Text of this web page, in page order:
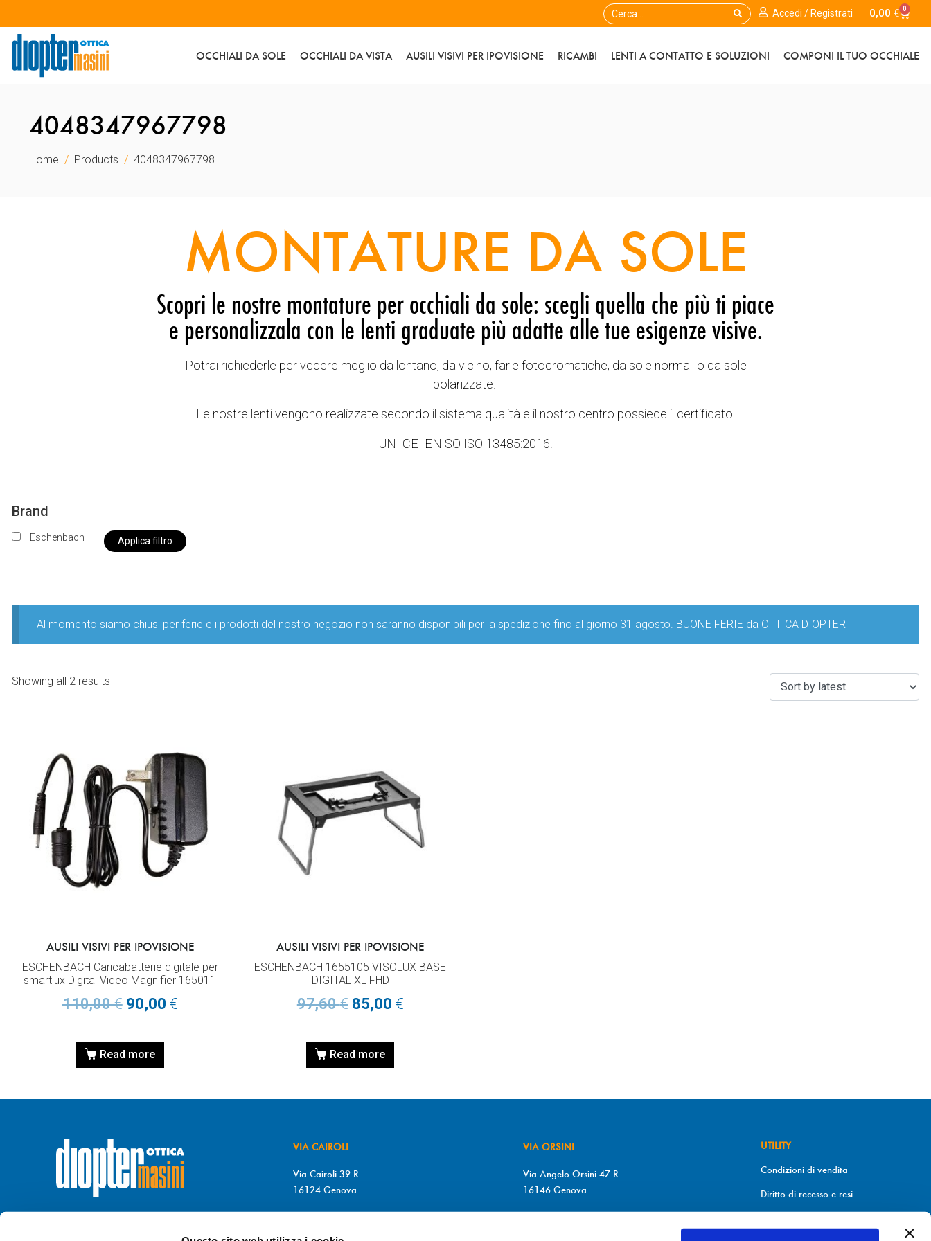
Accedi / Registrati 0,00 € 0
OCCHIALI DA SOLE OCCHIALI DA VISTA AUSILI VISIVI PER IPOVISIONE RICAMBI LENTI A CONTATTO E SOLUZIONI COMPONI IL TUO OCCHIALE
4048347967798
Home Products 4048347967798
MONTATURE DA SOLE
Scopri le nostre montature per occhiali da sole: scegli quella che più ti piace
e personalizzala con le lenti graduate più adatte alle tue esigenze visive.
Potrai richiederle per vedere meglio da lontano, da vicino, farle fotocromatiche, da sole normali o da sole
polarizzate.
Le nostre lenti vengono realizzate secondo il sistema qualità e il nostro centro possiede il certificato
UNI CEI EN SO ISO 13485:2016.
Brand
Eschenbach Applica filtro
Al momento siamo chiusi per ferie e i prodotti del nostro negozio non saranno disponibili per la spedizione fino al giorno 31 agosto. BUONE FERIE da OTTICA DIOPTER
Showing all 2 results
AUSILI VISIVI PER IPOVISIONE
ESCHENBACH Caricabatterie digitale per
smartlux Digital Video Magnifier 165011
110,00€ 90,00 €
Read more
AUSILI VISIVI PER IPOVISIONE
ESCHENBACH 1655105 VISOLUX BASE
DIGITAL XL FHD
97,60€ 85,00 €
Read more
VIA CAIROLI
Via Cairoli 39 R
16124 Genova
VIA ORSINI
Via Angelo Orsini 47 R
16146 Genova
UTILITY
Condizioni di vendita
Diritto di recesso e resi